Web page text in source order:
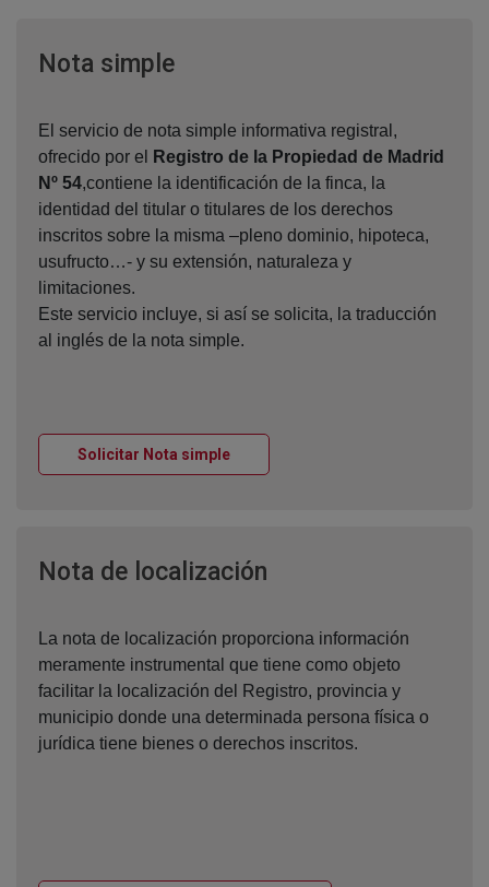
Nota simpleVentana nueva
El servicio de nota simple informativa registral,
ofrecido por el
Registro de la Propiedad de Madrid
Nº 54,contiene la identificación de la finca, la
identidad del titular o titulares de los derechos
inscritos sobre la misma –pleno dominio, hipoteca,
usufructo…- y su extensión, naturaleza y
limitaciones.
Este servicio incluye, si así se solicita, la traducción
al inglés de la nota simple.
Solicitar Nota simpleVentana nueva
Nota de localización
La nota de localización proporciona información
meramente instrumental que tiene como objeto
facilitar la localización del Registro, provincia y
municipio donde una determinada persona física o
jurídica tiene bienes o derechos inscritos.